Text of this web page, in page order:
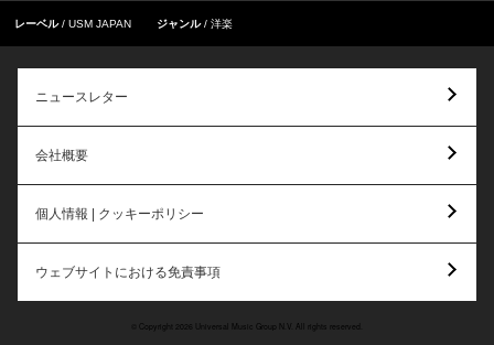
レーベル USM JAPAN ジャンル 洋楽
ニュースレター
会社概要
個人情報 | クッキーポリシー
ウェブサイトにおける免責事項
© Copyright 2026 Universal Music Group N.V. All rights reserved.